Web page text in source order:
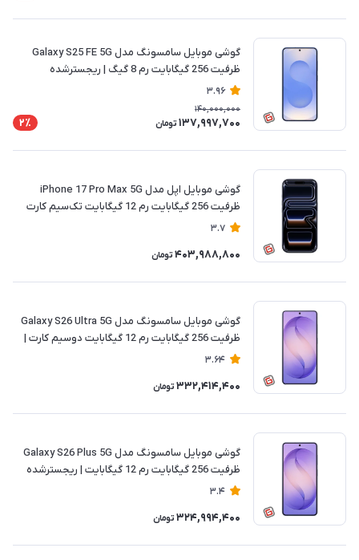
گوشی موبایل سامسونگ مدل Galaxy S25 FE 5G
ظرفیت 256 گیگابایت رم 8 گیگ | ریجسترشده
3.96
140,000,000
137,997,700 تومان 2٪
گوشی موبایل اپل مدل iPhone 17 Pro Max 5G
ظرفیت 256 گیگابایت رم 12 گیگابایت تک‌سیم کارت
فیزیکی نات اکتیو | ریجسترشده
3.7
403,988,800 تومان
گوشی موبایل سامسونگ مدل Galaxy S26 Ultra 5G
ظرفیت 256 گیگابایت رم 12 گیگابایت دوسیم کارت |
ریجسترشده
3.64
332,414,400 تومان
گوشی موبایل سامسونگ مدل Galaxy S26 Plus 5G
ظرفیت 256 گیگابایت رم 12 گیگابایت | ریجسترشده
3.4
324,994,400 تومان